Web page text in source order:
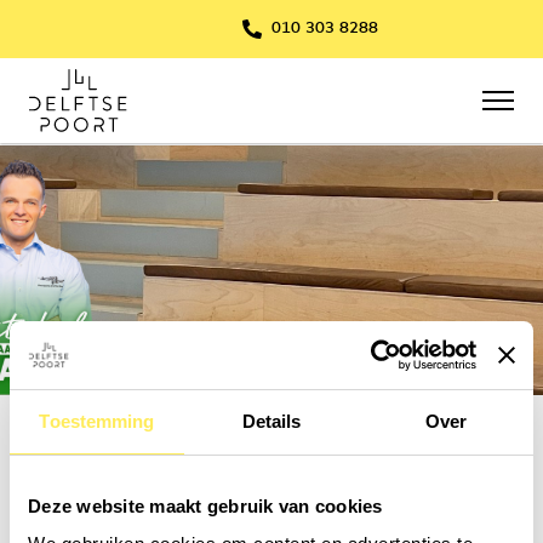
Toestemming Details Over
Deze website maakt gebruik van cookies
010 303 8288
Spreker: Mitchel Viljeer - De